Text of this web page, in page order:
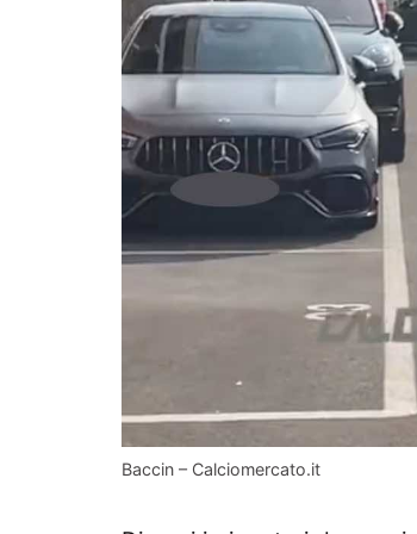
Baccin – Calciomercato.it